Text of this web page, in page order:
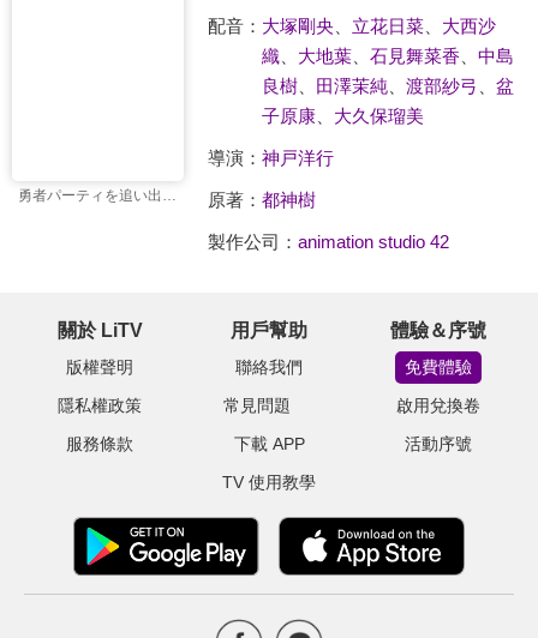
配音： 大塚剛央、 立花日菜、 大西沙
織、 大地葉、 石見舞菜香
中島
良樹、 田澤茉純、 渡部紗弓
盆
子原康、 大久保瑠美
導演： 神戸洋行
原著： 都神樹
製作公司： animation studio 42
關於 LiTV
版權聲明
隱私權政策
服務條款
用戶幫助
聯絡我們
常見問題
下載 APP
TV 使用教學
體驗＆序號
免費體驗
啟用兌換卷
活動序號